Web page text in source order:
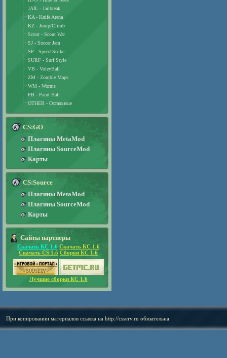
JAIL - Jailbreak
KA - Knife Arena
KZ - Jump/Climb
Scout - Scout War
SJ - Soccer Jam
SP - Speed Strike
SURF - Surf Style
VB - VoleyBall
ZM - Zombie Maps
WM - Worms
PB - Paint Ball
OTHER - Остальные
CS:GO
Плагины MetaMod
Плагины SourceMod
Карты
CS:Source
Плагины MetaMod
Плагины SourceMod
Карты
Сайты партнеры
Скачать КС 1.6 Скачать КС 1.6
Скачать CS 1.6 Сборки КС 1.6
Лучшие сборки КС 1.6
При копировании материалов ссылка на http://csserv.ru обязательна